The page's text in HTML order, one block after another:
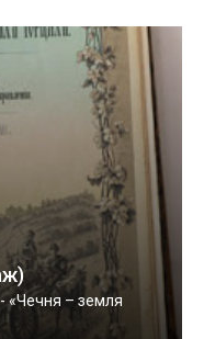
«Чечня – земля